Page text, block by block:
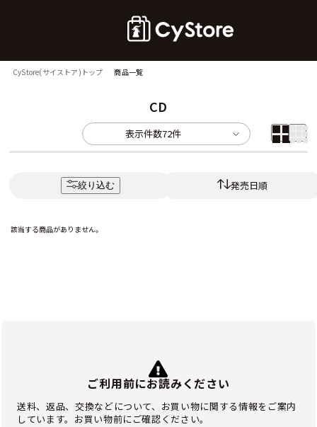
CyStore(サイストア)トップ 商品一覧
CD
表示件数72件
絞り込む 発売日順
該当する商品がありません。
ご利用前にお読みください
送料、返品、交換などについて、お買い物に関する情報をご案内
しています。お買い物前にご確認ください。